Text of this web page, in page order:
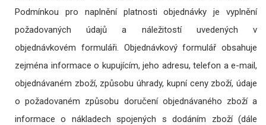
Podmínkou pro naplnění platnosti objednávky je vyplnění
požadovaných údajů a náležitostí uvedených v
objednávkovém formuláři. Objednávkový formulář obsahuje
zejména informace o kupujícím, jeho adresu, telefon a e-mail,
objednávaném zboží, způsobu úhrady, kupní ceny zboží, údaje
o požadovaném způsobu doručení objednávaného zboží a
informace o nákladech spojených s dodáním zboží (dále